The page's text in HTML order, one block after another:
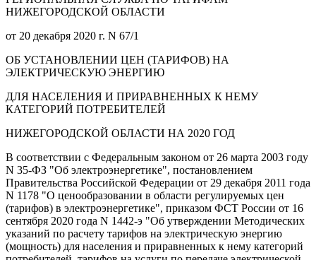
НИЖЕГОРОДСКОЙ ОБЛАСТИ
от 20 декабря 2020 г. N 67/1
ОБ УСТАНОВЛЕНИИ ЦЕН (ТАРИФОВ) НА
ЭЛЕКТРИЧЕСКУЮ ЭНЕРГИЮ
ДЛЯ НАСЕЛЕНИЯ И ПРИРАВНЕННЫХ К НЕМУ
КАТЕГОРИЙ ПОТРЕБИТЕЛЕЙ
НИЖЕГОРОДСКОЙ ОБЛАСТИ НА 2020 ГОД
В соответствии с Федеральным законом от 26 марта 2003 году
N 35-ФЗ "Об электроэнергетике", постановлением
Правительства Российской Федерации от 29 декабря 2011 года
N 1178 "О ценообразовании в области регулируемых цен
(тарифов) в электроэнергетике", приказом ФСТ России от 16
сентября 2020 года N 1442-э "Об утверждении Методических
указаний по расчету тарифов на электрическую энергию
(мощность) для населения и приравненных к нему категорий